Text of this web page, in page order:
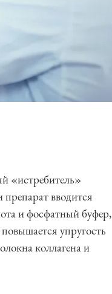
«истребитель»
вводится
и фосфатный буфер,
упругость
коллагена и